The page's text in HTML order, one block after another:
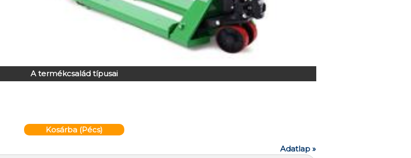
A termékcsalád típusai
Kosárba (Pécs)
Adatlap »